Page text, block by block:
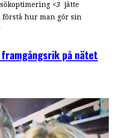
<3jätte
hur man gör sin
framgångsrik på nätet